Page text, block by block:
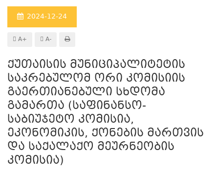
2024-12-24
A+ A-
ქუთაისის მუნიციპალიტეტის
საკრებულომ ორი კომისიის
გაერთიანებული სხდომა
გამართა (საფინანსო-
საბიუჯეტო კომისია,
ეკონომიკის, ქონების მართვის
და საქალაქო მეურნეობის
კომისია)